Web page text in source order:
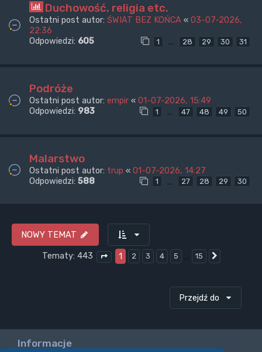
Duchowość, religia etc.
Ostatni post autor: ŚWIAT BEZ KOŃCA « 03-07-2026,
22:36
Odpowiedzi: 605 1 … 28 29 30 31
Podróże
Ostatni post autor: empir « 01-07-2026, 15:49
Odpowiedzi: 983 1 … 47 48 49 50
Malarstwo
Ostatni post autor: trup « 01-07-2026, 14:27
Odpowiedzi: 588 1 … 27 28 29 30
NOWY TEMAT
Tematy: 443
Strona1 z15
1 2 3 4 5 … 15
Przejdź do
Informacje